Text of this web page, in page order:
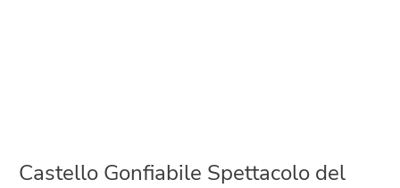
Castello Gonfiabile Spettacolo del